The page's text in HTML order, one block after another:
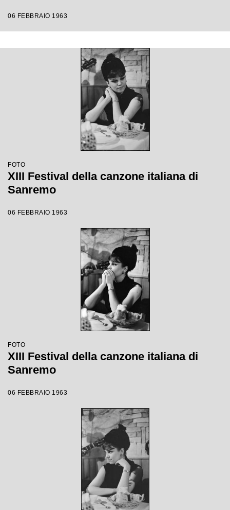
06 FEBBRAIO 1963
FOTO
XIII Festival della canzone italiana di
Sanremo
06 FEBBRAIO 1963
FOTO
XIII Festival della canzone italiana di
Sanremo
06 FEBBRAIO 1963